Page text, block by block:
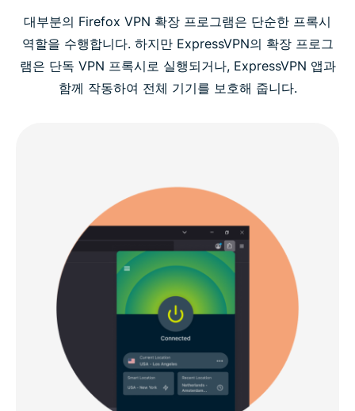
대부분의 Firefox VPN 확장 프로그램은 단순한 프록시
역할을 수행합니다. 하지만 ExpressVPN의 확장 프로그
램은 단독 VPN 프록시로 실행되거나, ExpressVPN 앱과
함께 작동하여 전체 기기를 보호해 줍니다.